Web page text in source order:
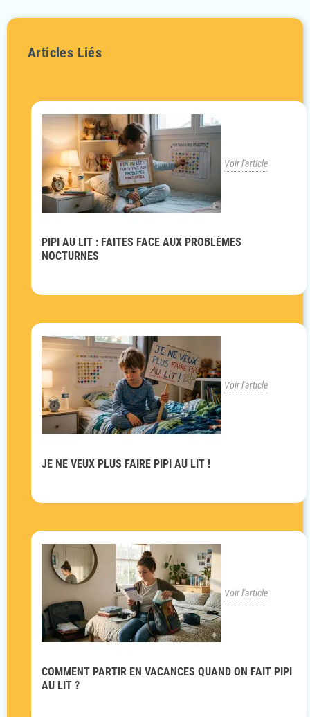
Articles Liés
PIPI AU LIT : FAITES FACE AUX PROBLÈMES
NOCTURNES
Voir l'article
JE NE VEUX PLUS FAIRE PIPI AU LIT !
Voir l'article
COMMENT PARTIR EN VACANCES QUAND ON FAIT PIPI
AU LIT ?
Voir l'article